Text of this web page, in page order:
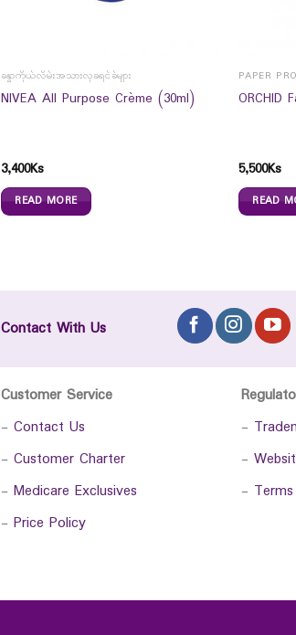
ခန္ဓာကိုယ်လိမ်းအသားလှခရင်ခ်များ
NIVEA All Purpose Crème (30ml)
3,400Ks
READ MORE
PAPER
ORCHID
5,500Ks
READ
Contact With Us
Customer Service
- Contact Us
- Customer Charter
- Medicare Exclusives
- Price Policy
-
-
-